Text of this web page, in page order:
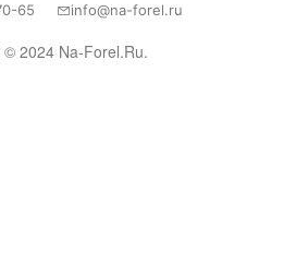
2024 Na-Forel.Ru.
65 info@na-forel.ru